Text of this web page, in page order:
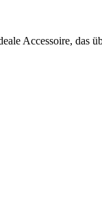
Accessoire,